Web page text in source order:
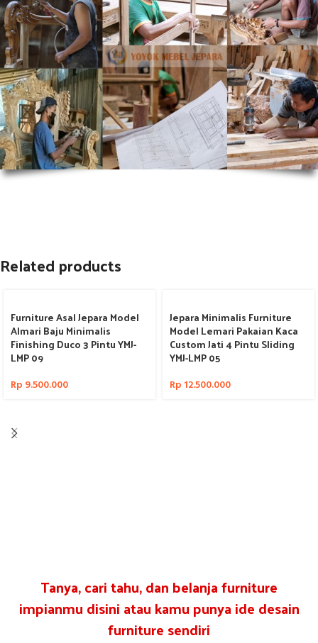
Related products
Furniture Asal Jepara Model
Almari Baju Minimalis
Finishing Duco 3 Pintu YMJ-
LMP 09
Rp 9.500.000
Jepara Minimalis Furniture
Model Lemari Pakaian Kaca
Custom Jati 4 Pintu Sliding
YMJ-LMP 05
Rp 12.500.000
Tanya, cari tahu, dan belanja furniture
impianmu disini atau kamu punya ide desain
furniture sendiri